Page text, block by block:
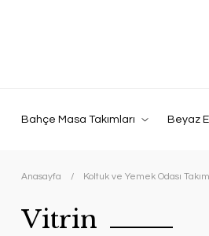
Bahçe Masa Takımları Beyaz
Anasayfa Koltuk ve Yemek Odası
Vitrin